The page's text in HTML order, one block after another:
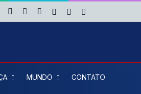
Facebook YouTubeInstagram
Entrar Artigo aleatório
MUNDO CONTATO